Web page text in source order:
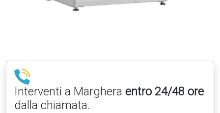
Interventi a Marghera entro 24/48 ore
dalla chiamata.